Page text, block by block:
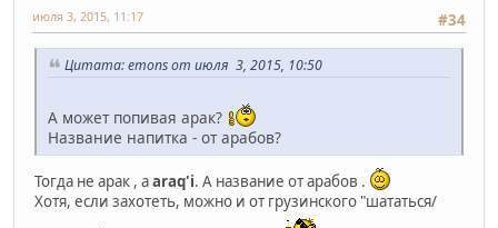
#34
июля 3, 2015, 11:17
Цитата: emons от июля 3, 2015, 10:50
А может попивая арак?
Название напитка - от арабов?
Тогда не арак , аaraq'i. А название от арабов .
Хотя, если захотеть, можно и от грузинского "шататься/